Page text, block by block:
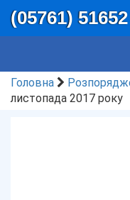
(05761) 51652
Головна
листопада 2017 року